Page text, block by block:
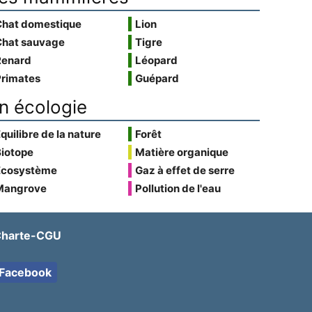
domestique
sauvage
Lion
Tigre
Léopard
Guépard
écologie
de la nature
Forêt
Matière organique
Gaz à effet de serre
Pollution de l'eau
CGU
Facebook